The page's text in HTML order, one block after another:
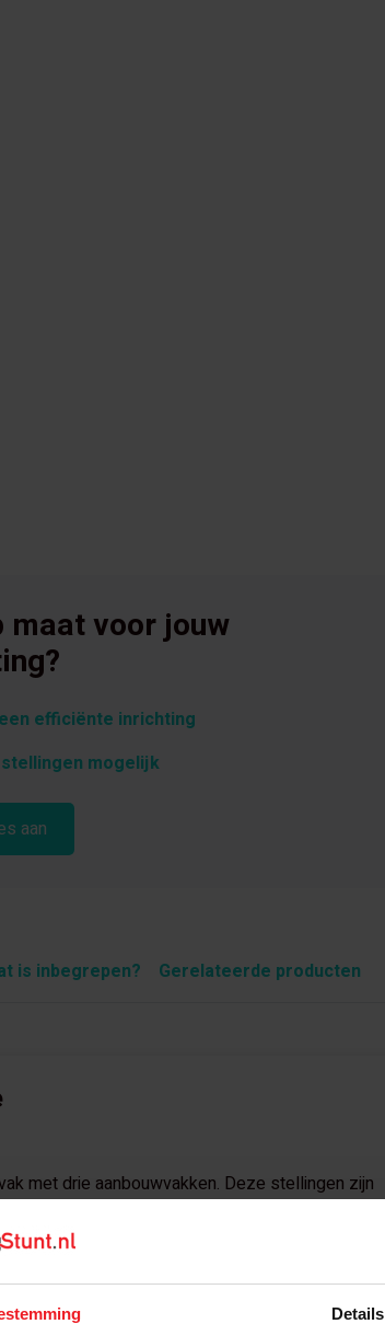
Details
maat voor jouw
efficiënte inrichting
mogelijk
aan
is inbegrepen? Gerelateerde producten
met drie aanbouwvakken. Deze stellingen zijn
mm breed. De stelling is 3000 mm hoog en
lengte van de rij wordt circa 9850 mm.
bij 'Bekijk pakket'